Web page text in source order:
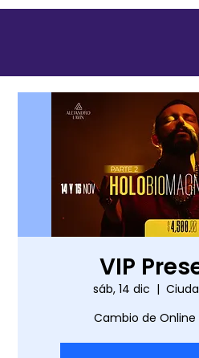
VIP
sáb, 14 dic
  |
Cambio de Online